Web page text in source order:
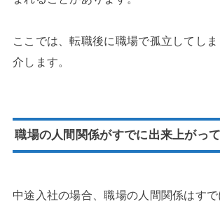
ここでは、転職後に職場で孤立してし
介します。
職場の人間関係がすでに出来上がっ
中途入社の場合、職場の人間関係はす